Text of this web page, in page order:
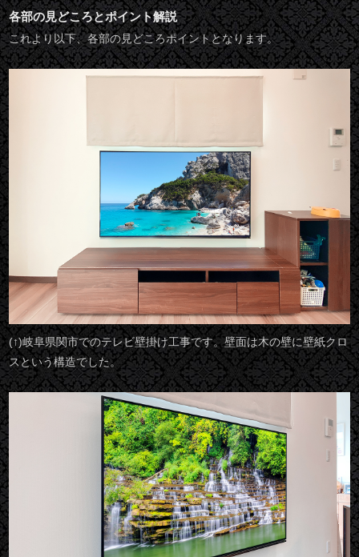
各部の見どころとポイント解説
これより以下、各部の見どころポイントとなります。
(↑)岐阜県関市でのテレビ壁掛け工事です。壁面は木の壁に壁紙クロ
スという構造でした。